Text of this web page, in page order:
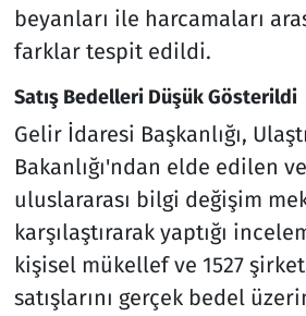
beyanları ile harcamaları
farklar tespit edildi.
Satış Bedelleri Düşük Gösterildi
Gelir İdaresi Başkanlığı,
Bakanlığı'ndan elde edilen
uluslararası bilgi değişim
karşılaştırarak yaptığı
kişisel mükellef ve 1527
satışlarını gerçek bedel